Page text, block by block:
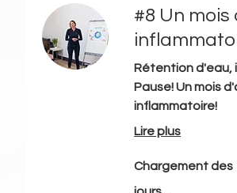
#8 Un mois
Rétention d'eau,
Pause! Un mois
inflammatoire!
Lire plus
Chargement des